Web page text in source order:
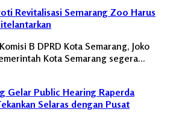
Revitalisasi Semarang Zoo Harus
B DPRD Kota Semarang, Joko
Kota Semarang segera…
Gelar Public Hearing Raperda
Selaras dengan Pusat